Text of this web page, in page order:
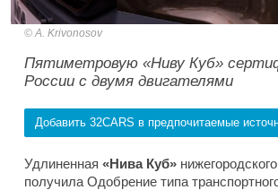
A. Krivonosov
Пятиметровую «Ниву Куб»
России с двумя двигателями
Добавить 32CARS в предпочитаемые
Удлиненная «Нива Куб» нижегородского
получила Одобрение типа